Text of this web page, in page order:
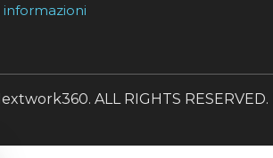
ALL RIGHTS RESERVED.